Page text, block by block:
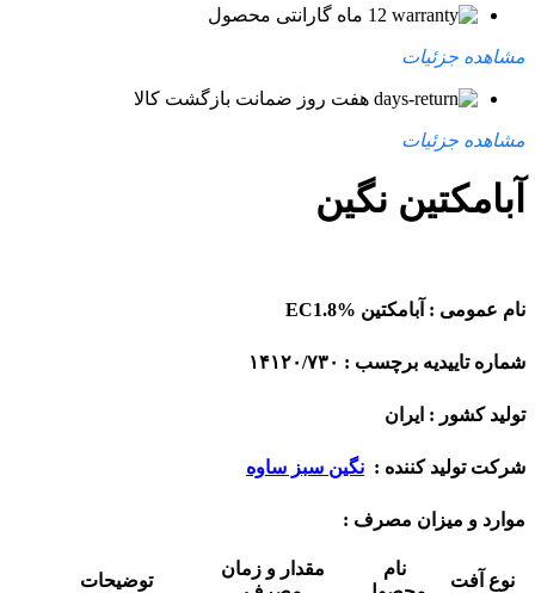
12 ماه گارانتی محصول
مشاهده جزئیات
هفت روز ضمانت بازگشت کالا
مشاهده جزئیات
آبامکتین نگین
نام عمومی : آبامکتین EC1.8%
شماره تاییدیه برچسب : ۱۴۱۲۰/۷۳۰
تولید کشور : ایران
شرکت تولید کننده : نگین سبز ساوه
موارد و میزان مصرف :
نوع آفت
نام
مقدار و زمان
توضیحات